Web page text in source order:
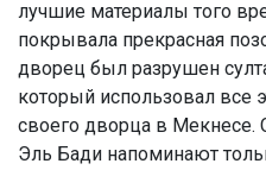
лучшие материалы того
покрывала прекрасная
дворец был разрушен
который использовал все
своего дворца в Мекнесе.
Эль Бади напоминают